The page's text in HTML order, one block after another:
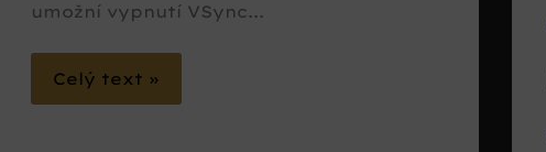
umožní vypnutí VSync...
Celý text »